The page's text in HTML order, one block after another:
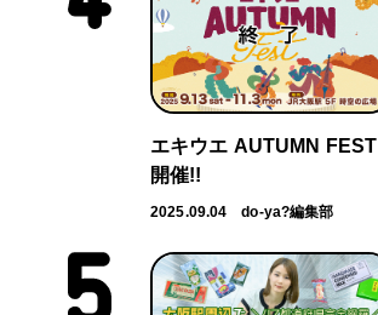
エキウエ AUTUMN FEST
開催!!
2025.09.04 do-ya?編集部